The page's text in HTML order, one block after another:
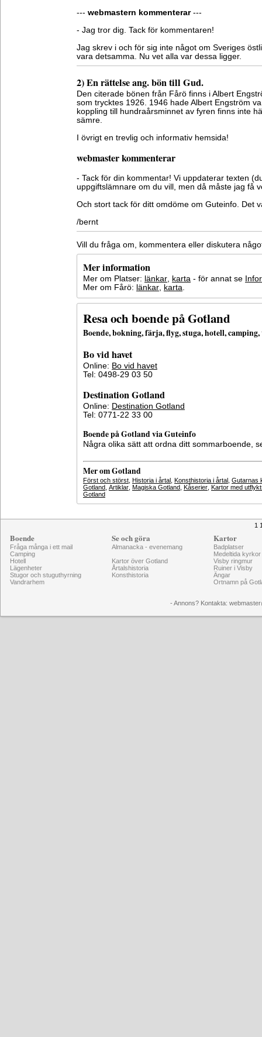
--- webmastern kommenterar---
- Jag tror dig. Tack för kommentaren!
Jag skrev i och för sig inte något om Sveriges
vara detsamma. Nu vet alla var dessa ligger.
2) En rättelse ang. bön till Gud.
Den citerade bönen från Fårö finns i Albert
som trycktes 1926. 1946 hade Albert Engström
koppling till hundraårsminnet av fyren finns inte
sämre.
I övrigt en trevlig och informativ hemsida!
webmaster kommenterar
- Tack för din kommentar! Vi uppdaterar texten
uppgiftslämnare om du vill, men då måste jag få
Och stort tack för ditt omdöme om Guteinfo. Det
/bernt
Vill du fråga om, kommentera eller diskutera
Mer information
Mer om Platser: länkar, karta - för annat se
Mer om Fårö: länkar, karta.
Resa och boende på Gotland
Boende, bokning, färja, flyg, stuga, hotell,
Bo vid havet
Online: Bo vid havet
Tel: 0498-29 03 50
Destination Gotland
Online: Destination Gotland
Tel: 0771-22 33 00
Boende på Gotland via Guteinfo
Några olika sätt att ordna ditt sommarboende,
Mer om Gotland
Först och störst Historia i årtal Konsthistoria i årtal Gutarnas
Gotland Artiklar Magiska Gotland Kåserier Kartor med
Gotland
1
Boende
Fråga många i ett mail
Camping
Hotell
Lägenheter
Stugor och stuguthyrning
Vandrarhem
Se och göra
Almanacka - evenemang
Kartor över Gotland
Årtalshistoria
Konsthistoria
Kartor
Badplatser
Medeltida kyrkor
Visby ringmur
Ruiner i Visby
Ängar
Ortnamn på
- Annons? Kontakta: